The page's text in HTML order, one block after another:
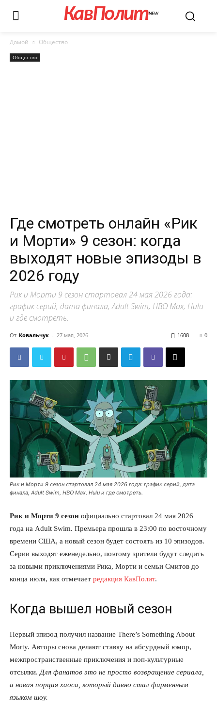
КавПолитNEW
Домой Общество
Общество
Где смотреть онлайн «Рик
и Морти» 9 сезон: когда
выходят новые эпизоды в
2026 году
Рик и Морти 9 сезон стартовал 24 мая 2026 года:
график серий, дата финала, Adult Swim, HBO Max, Hulu
и где смотреть.
От Ковальчук - 27 мая, 2026 0
1608
Рик и Морти 9 сезон стартовал 24 мая 2026 года: график серий, дата
финала, Adult Swim, HBO Max, Hulu и где смотреть.
Рик и Морти 9 сезон официально стартовал 24 мая 2026
года на Adult Swim. Премьера прошла в 23:00 по восточному
времени США, а новый сезон будет состоять из 10 эпизодов.
Серии выходят еженедельно, поэтому зрители будут следить
за новыми приключениями Рика, Морти и семьи Смитов до
конца июля, как отмечает редакция КавПолит.
Когда вышел новый сезон
Первый эпизод получил название There’s Something About
Morty. Авторы снова делают ставку на абсурдный юмор,
межпространственные приключения и поп-культурные
отсылки. Для фанатов это не просто возвращение сериала,
а новая порция хаоса, который давно стал фирменным
языком шоу.